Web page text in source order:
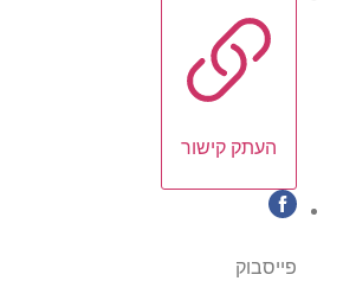
העתק קישור
פייסבוק